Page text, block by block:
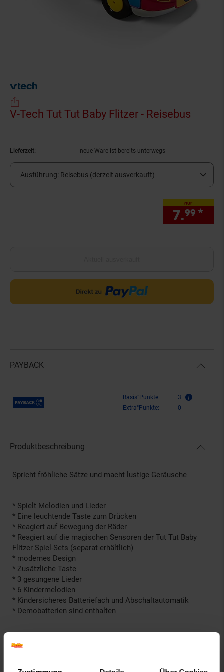
V-Tech Tut Tut Baby Flitzer - Reisebus
Lieferzeit: neue Ware ist bereits unterwegs
Ausführung: Reisebus (derzeit ausverkauft)
nur
7.99 *
PAYBACK
Payback Punkte Basis°Punkte:
3
Extra°Punkte:
0
Produktbeschreibung
Spricht fröhliche Sätze und macht lustige Geräusche
* Spielt Melodien und Lieder
* Eine leuchtende Taste zum Drücken
* Reagiert auf Bewegung der Räder
* Reagiert auf die magischen Sensoren der Tut Tut Baby
Flitzer Spiel-Sets (separat erhältlich)
* modernes Design
* Zusätzliche Taste
* 3 gesungene Lieder
* 6 Kindermelodien
* Kindersicheres Batteriefach und Abschaltautomatik
* Demobatterien sind enthalten
Artikelnummer: 2729584000